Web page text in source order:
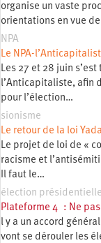
organise un vaste
orientations en vue de
NPA
Le NPA-
Les 27 et 28 juin
l’Anticapitaliste, afin
pour l’élection…
sionisme
Le retour de la loi
Le projet de loi de «
racisme et
Il faut le…
élection présidentielle
Plateforme 4 : Ne
l y a un accord
vont se dérouler les